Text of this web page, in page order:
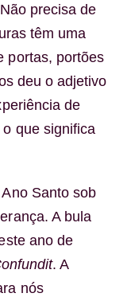
precisa de
têm uma
portas, portões
deu o adjetivo
de
que significa
Santo sob
A bula
ano de
. A
nós